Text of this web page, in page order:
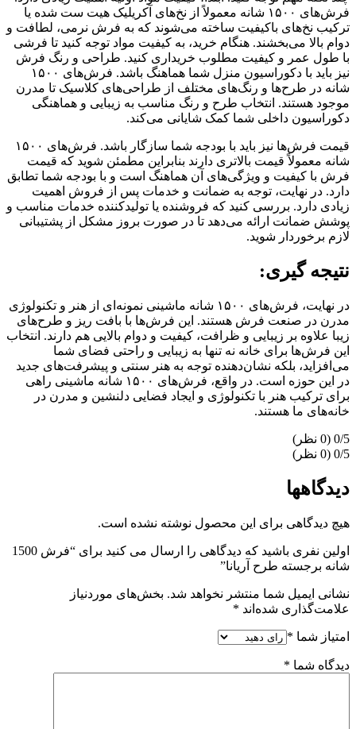
فرش‌های ۱۵۰۰ شانه معمولاً از نخ‌های آکریلیک هیت ست شده یا
ترکیب نخ‌های باکیفیت ساخته می‌شوند که به فرش نرمی، لطافت و
دوام بالا می‌بخشند. هنگام خرید، به کیفیت مواد توجه کنید تا فرشی
با طول عمر و کیفیت مطلوب خریداری کنید. طراحی و رنگ فرش
نیز باید با دکوراسیون منزل شما هماهنگ باشد. فرش‌های ۱۵۰۰
شانه در طرح‌ها و رنگ‌های مختلف از طراحی‌های کلاسیک تا مدرن
موجود هستند. انتخاب طرح و رنگ مناسب به زیبایی و هماهنگی
دکوراسیون داخلی شما کمک شایانی می‌کند.
قیمت فرش‌ها نیز باید با بودجه شما سازگار باشد. فرش‌های ۱۵۰۰
شانه معمولاً قیمت بالاتری دارند بنابراین مطمئن شوید که قیمت
فرش با کیفیت و ویژگی‌های آن هماهنگ است و با بودجه شما تطابق
دارد. در نهایت، توجه به ضمانت و خدمات پس از فروش اهمیت
زیادی دارد. بررسی کنید که فروشنده یا تولیدکننده خدمات مناسب و
پوشش ضمانت ارائه می‌دهد تا در صورت بروز مشکل از پشتیبانی
لازم برخوردار شوید.
نتیجه گیری:
در نهایت، فرش‌های ۱۵۰۰ شانه ماشینی نمونه‌ای از هنر و تکنولوژی
مدرن در صنعت فرش هستند. این فرش‌ها با بافت ریز و طرح‌های
زیبا علاوه بر زیبایی و ظرافت، کیفیت و دوام بالایی هم دارند. انتخاب
این فرش‌ها برای خانه نه تنها به زیبایی و راحتی فضای شما
می‌افزاید، بلکه نشان‌دهنده توجه به هنر سنتی و پیشرفت‌های جدید
در این حوزه است. در واقع، فرش‌های ۱۵۰۰ شانه ماشینی راهی
برای ترکیب هنر با تکنولوژی و ایجاد فضایی دلنشین و مدرن در
خانه‌های ما هستند.
‫0/5
‫0/5
دیدگاهها
هیچ دیدگاهی برای این محصول نوشته نشده است.
اولین نفری باشید که دیدگاهی را ارسال می کنید برای “فرش 1500
شانه برجسته طرح آریانا”
نشانی ایمیل شما منتشر نخواهد شد. بخش‌های موردنیاز
علامت‌گذاری شده‌اند *
امتیاز شما *
دیدگاه شما *